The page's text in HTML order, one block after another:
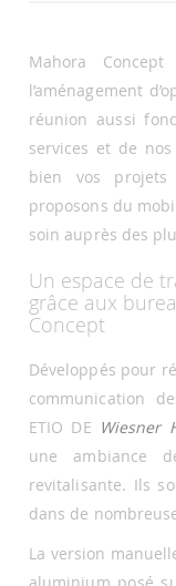
Mahora
l’aménagement
réunion aussi
services et de
bien vos projets
proposons du
soin auprès des
Un espace de
grâce aux
Concept
Développés pour
communication
ETIO DE Wiesner
une ambiance
revitalisante. Ils
dans de
La version